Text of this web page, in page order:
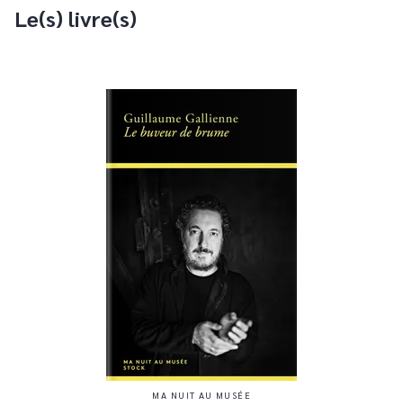
Le(s) livre(s)
MA NUIT AU MUSÉE